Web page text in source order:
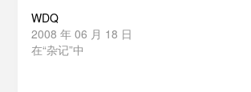
WDQ
2008 年 06 月 18 日
在“杂记”中